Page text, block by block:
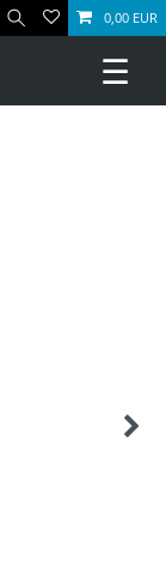
0,00 EUR
☰